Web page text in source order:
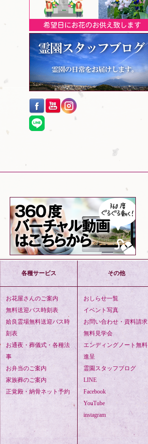
各種サービス
お花屋さんのご案内
無料送迎バス時刻表
姶良霊場無料送迎バス時
刻表
お通夜・葬儀式・各種法
事
お弁当のご案内
家族葬のご案内
正覚殿・納骨ネット予約
その他
おしらせ一覧
イベント写真
お問い合わせ・資料請求
無料見学会
エンディングノート無料
進呈
霊園スタッフブログ
LINE
Facebook
YouTube
instagram